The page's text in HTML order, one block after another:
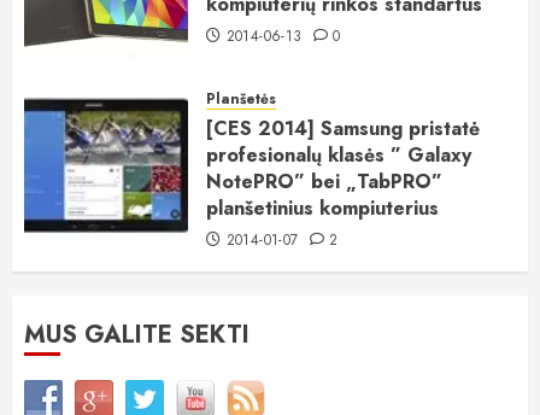
2014-06-13 0
Planšetės
[CES 2014] Samsung pristatė
profesionalų klasės ” Galaxy
NotePRO” bei „TabPRO”
planšetinius kompiuterius
2014-01-07 2
MUS GALITE SEKTI